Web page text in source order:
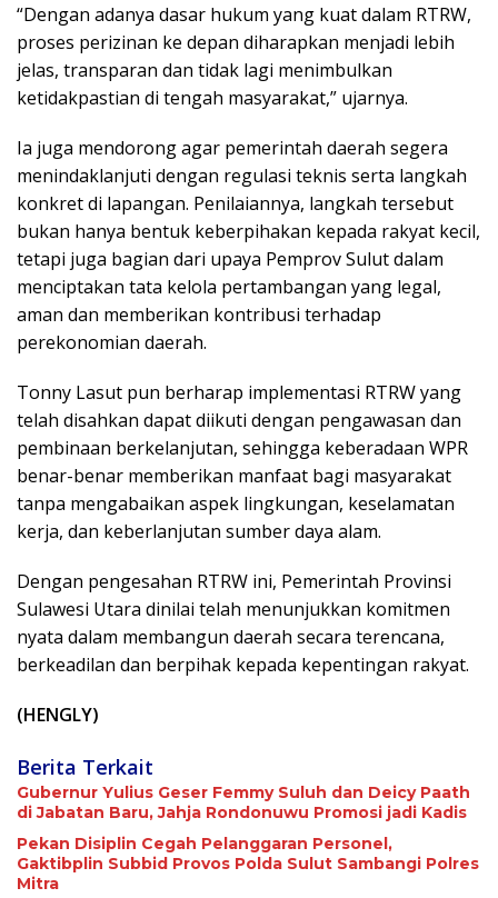
“Dengan adanya dasar hukum yang kuat dalam RTRW,
proses perizinan ke depan diharapkan menjadi lebih
jelas, transparan dan tidak lagi menimbulkan
ketidakpastian di tengah masyarakat,” ujarnya.
Ia juga mendorong agar pemerintah daerah segera
menindaklanjuti dengan regulasi teknis serta langkah
konkret di lapangan. Penilaiannya, langkah tersebut
bukan hanya bentuk keberpihakan kepada rakyat kecil,
tetapi juga bagian dari upaya Pemprov Sulut dalam
menciptakan tata kelola pertambangan yang legal,
aman dan memberikan kontribusi terhadap
perekonomian daerah.
Tonny Lasut pun berharap implementasi RTRW yang
telah disahkan dapat diikuti dengan pengawasan dan
pembinaan berkelanjutan, sehingga keberadaan WPR
benar-benar memberikan manfaat bagi masyarakat
tanpa mengabaikan aspek lingkungan, keselamatan
kerja, dan keberlanjutan sumber daya alam.
Dengan pengesahan RTRW ini, Pemerintah Provinsi
Sulawesi Utara dinilai telah menunjukkan komitmen
nyata dalam membangun daerah secara terencana,
berkeadilan dan berpihak kepada kepentingan rakyat.
(HENGLY)
Berita Terkait
Gubernur Yulius Geser Femmy Suluh dan Deicy Paath
di Jabatan Baru, Jahja Rondonuwu Promosi jadi Kadis
Pekan Disiplin Cegah Pelanggaran Personel,
Gaktibplin Subbid Provos Polda Sulut Sambangi ‎Polres
Mitra